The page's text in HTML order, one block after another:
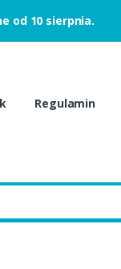
Regulamin
od 10 sierpnia.